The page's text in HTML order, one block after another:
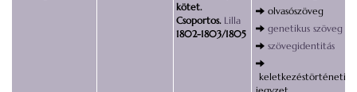
kötet.
Csoportos. Lilla
1802-1803/1805
olvasószöveg
genetikus szöveg
szövegidentitás
keletkezéstörténeti